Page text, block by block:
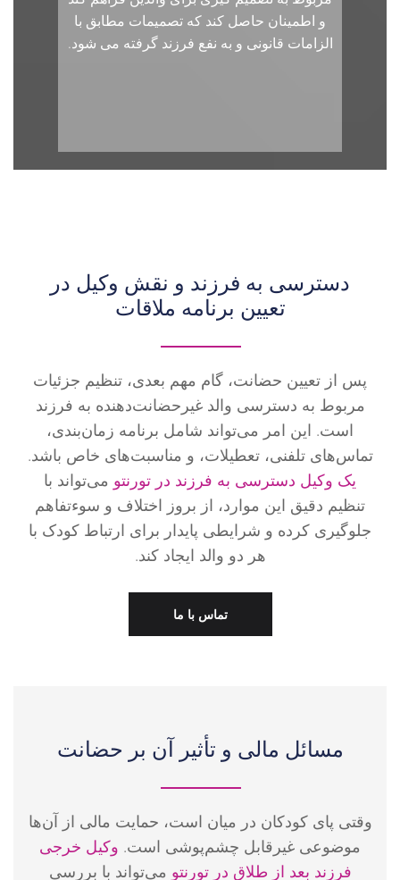
و اطمینان حاصل کند که تصمیمات مطابق با
الزامات قانونی و به نفع فرزند گرفته می شود.
دسترسی به فرزند و نقش وکیل در
تعیین برنامه ملاقات
پس از تعیین حضانت، گام مهم بعدی، تنظیم جزئیات
مربوط به دسترسی والد غیرحضانت‌دهنده به فرزند
است. این امر می‌تواند شامل برنامه زمان‌بندی،
تماس‌های تلفنی، تعطیلات، و مناسبت‌های خاص باشد.
یک وکیل دسترسی به فرزند در تورنتو می‌تواند با
تنظیم دقیق این موارد، از بروز اختلاف و سوءتفاهم
جلوگیری کرده و شرایطی پایدار برای ارتباط کودک با
هر دو والد ایجاد کند.
تماس با ما
مسائل مالی و تأثیر آن بر حضانت
وقتی پای کودکان در میان است، حمایت مالی از آن‌ها
موضوعی غیرقابل چشم‌پوشی است. وکیل خرجی
فرزند بعد از طلاق در تورنتو می‌تواند با بررسی